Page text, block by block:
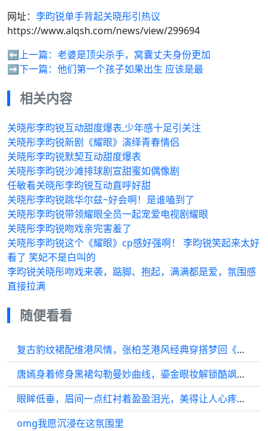
网址： 李昀锐单手背起关晓彤引热议
https://www.alqsh.com/news/view/299694
⬅️上一篇： 老婆是顶尖杀手，窝囊丈夫身份更加
➡️下一篇： 他们第一个孩子如果出生 应该是最
相关内容
关晓彤李昀锐互动甜度爆表,少年感十足引关注
关晓彤李昀锐新剧《耀眼》演绎青春情侣
关晓彤李昀锐默契互动甜度爆表
关晓彤李昀锐沙滩排球剧宣甜蜜如偶像剧
任敏看关晓彤李昀锐互动直呼好甜
关晓彤李昀锐跳华尔兹~好会啊！是谁嗑到了
关晓彤李昀锐带领耀眼全员一起宠爱电视剧耀眼
关晓彤李昀锐吻戏亲完害羞了
关晓彤李昀锐这个《耀眼》cp感好强啊！ 李昀锐笑起来太好
看了 笑妃不是白叫的
李昀锐关晓彤吻戏来袭，踮脚、抱起，满满都是爱，氛围感
直接拉满
随便看看
复古豹纹裙配维港风情，张柏芝港风经典穿搭梦回《喜剧之王》
唐嫣身着修身黑裙勾勒曼妙曲线，鎏金眼妆解锁酷飒高级感
眼眸低垂，眉间一点红衬着盈盈泪光，美得让人心疼的@刘诗诗 早安啊
omg我愿沉浸在这氛围里